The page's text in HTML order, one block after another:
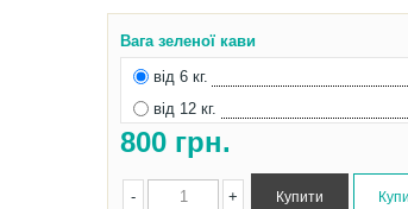
Вага зеленої кави
від 6 кг.
від 12 кг.
800 грн.
+
-